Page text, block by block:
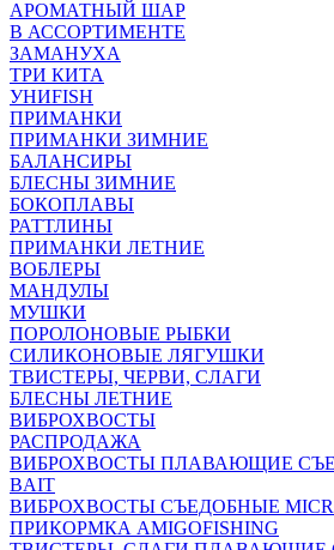
АРОМАТНЫЙ ШАР
В АССОРТИМЕНТЕ
ЗАМАНУХА
ТРИ КИТА
УНИFISH
ПРИМАНКИ
ПРИМАНКИ ЗИМНИЕ
БАЛАНСИРЫ
БЛЕСНЫ ЗИМНИЕ
БОКОПЛАВЫ
РАТТЛИНЫ
ПРИМАНКИ ЛЕТНИЕ
ВОБЛЕРЫ
МАНДУЛЫ
МУШКИ
ПОРОЛОНОВЫЕ РЫБКИ
СИЛИКОНОВЫЕ ЛЯГУШКИ
ТВИСТЕРЫ, ЧЕРВИ, СЛАГИ
БЛЕСНЫ ЛЕТНИЕ
ВИБРОХВОСТЫ
РАСПРОДАЖА
ВИБРОХВОСТЫ ПЛАВАЮЩИЕ
BAIT
ВИБРОХВОСТЫ СЪЕДОБНЫЕ
ПРИКОРМКА AMIGOFISHING